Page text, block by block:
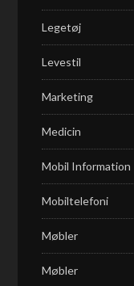
Legetøj
Levestil
Marketing
Medicin
Mobil Information
Mobiltelefoni
Møbler
Møbler